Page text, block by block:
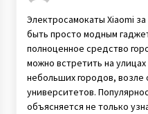
Электросамокаты Xiaomi
быть просто модным
полноценное средство
можно встретить на
небольших городов,
университетов.
объясняется не только